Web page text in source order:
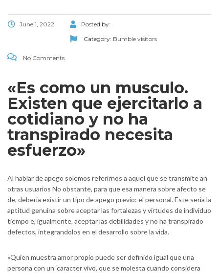
June 1, 2022
Posted by:
Category: Bumble visitors
No Comments
«Es como un musculo.
Existen que ejercitarlo a
cotidiano y no ha
transpirado necesita
esfuerzo»
Al hablar de apego solemos referirnos a aquel que se transmite an
otras usuarios No obstante, para que esa manera sobre afecto se
de, deberia existir un tipo de apego previo: el personal. Este seri­a la
aptitud genuina sobre aceptar las fortalezas y virtudes de individuo
tiempo e, igualmente, aceptar las debilidades y no ha transpirado
defectos, integrandolos en el desarrollo sobre la vida.
«Quien muestra amor propio puede ser definido igual que una
persona con un ‘caracter vivo’, que se molesta cuando considera